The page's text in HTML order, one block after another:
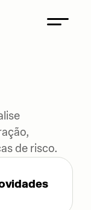
de risco.